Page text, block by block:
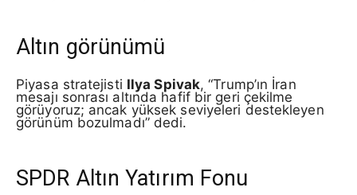
Altın görünümü
Piyasa stratejisti Ilya Spivak, “Trump’ın İran
mesajı sonrası altında hafif bir geri çekilme
görüyoruz; ancak yüksek seviyeleri destekleyen
görünüm bozulmadı” dedi.
SPDR Altın Yatırım Fonu